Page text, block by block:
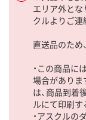
エリア外とな
クルよりご連
直送品のため
・この商品に
場合がありま
は、商品到着
ルにて印刷す
・アスクルの